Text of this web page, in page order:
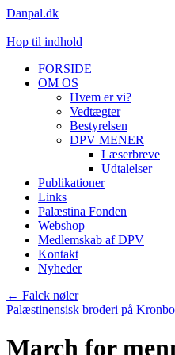
Danpal.dk
Hop til indhold
FORSIDE
OM OS
Hvem er vi?
Vedtægter
Bestyrelsen
DPV MENER
Læserbreve
Udtalelser
Publikationer
Links
Palæstina Fonden
Webshop
Medlemskab af DPV
Kontakt
Nyheder
← Falck nøler
Palæstinensisk broderi på
March for